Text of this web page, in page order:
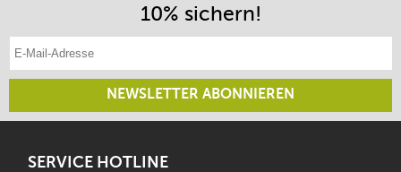
10% sichern!
NEWSLETTER ABONNIEREN
SERVICE HOTLINE